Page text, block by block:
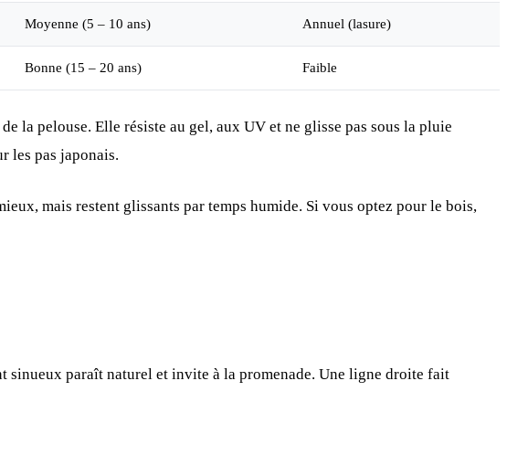
Moyenne (5 – 10 ans) Annuel (lasure)
Bonne (15 – 20 ans) Faible
la pelouse. Elle résiste au gel, aux UV et ne glisse pas sous la pluie
les pas japonais.
mais restent glissants par temps humide. Si vous optez pour le bois,
sinueux paraît naturel et invite à la promenade. Une ligne droite fait